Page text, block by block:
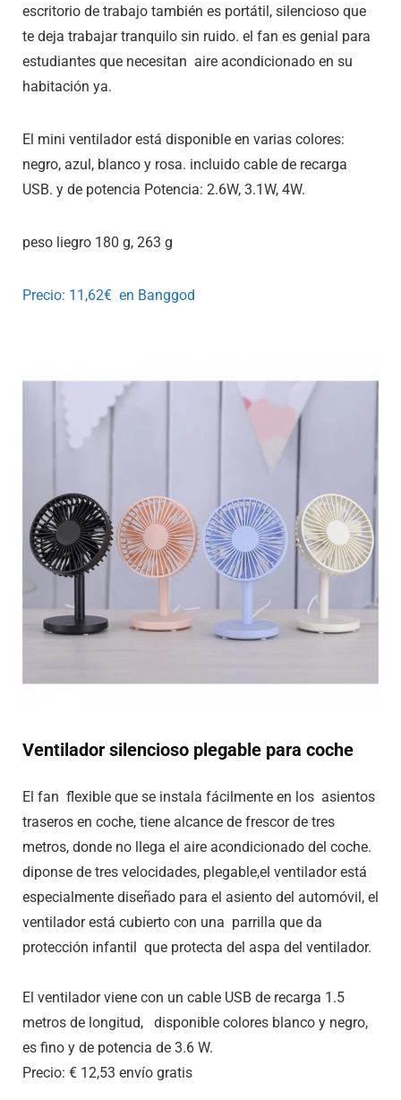
escritorio de trabajo también es portátil, silencioso que
te deja trabajar tranquilo sin ruido. el fan es genial para
estudiantes que necesitan aire acondicionado en su
habitación ya.
El mini ventilador está disponible en varias colores:
negro, azul, blanco y rosa. incluido cable de recarga
USB. y de potencia Potencia: 2.6W, 3.1W, 4W.
peso liegro 180 g, 263 g
Precio: 11,62€ en Banggod
Ventilador silencioso plegable para coche
El fan flexible que se instala fácilmente en los asientos
traseros en coche, tiene alcance de frescor de tres
metros, donde no llega el aire acondicionado del coche.
diponse de tres velocidades, plegable,el ventilador está
especialmente diseñado para el asiento del automóvil, el
ventilador está cubierto con una parrilla que da
protección infantil que protecta del aspa del ventilador.
El ventilador viene con un cable USB de recarga 1.5
metros de longitud, disponible colores blanco y negro,
es fino y de potencia de 3.6 W.
Precio: € 12,53 envío gratis